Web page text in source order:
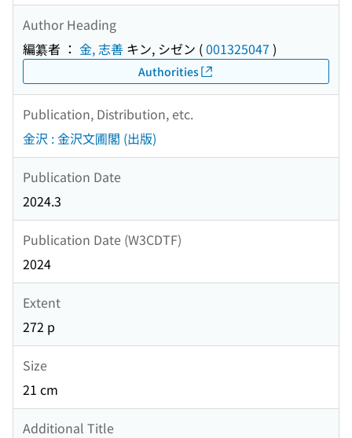
Author Heading
編纂者 ： 金, 志善 キン, シゼン (001325047 )
Authorities
Publication, Distribution, etc.
金沢 : 金沢文圃閣 (出版)
Publication Date
2024.3
Publication Date (W3CDTF)
2024
Extent
272 p
Size
21 cm
Additional Title